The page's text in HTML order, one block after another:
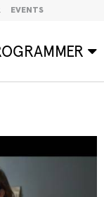
EVENTS